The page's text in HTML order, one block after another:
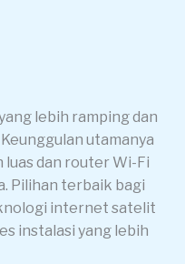
lebih ramping dan
utamanya
luas dan router Wi-Fi
Pilihan terbaik bagi
internet satelit
instalasi yang lebih